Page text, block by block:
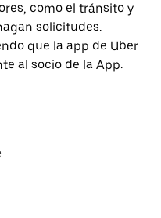
como el tránsito y
solicitudes.
que la app de Uber
al socio de la App.